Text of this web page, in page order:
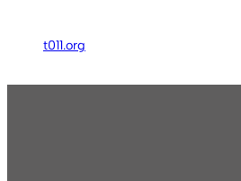
ス
t011.org